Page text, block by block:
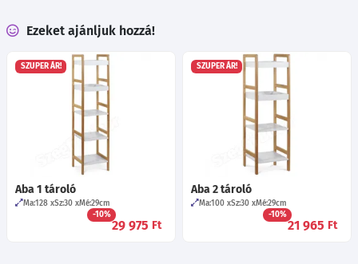
Ezeket ajánljuk hozzá!
SZUPER ÁR!
Aba 1 tároló
Ma:128 Sz:30 Mé:29cm
-10%
29 975 Ft
SZUPER ÁR!
Aba 2 tároló
Ma:100 Sz:30 Mé:29cm
-10%
21 965 Ft